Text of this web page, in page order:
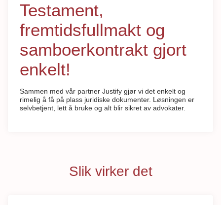
Testament,
fremtidsfullmakt og
samboerkontrakt gjort
enkelt!
Sammen med vår partner Justify gjør vi det enkelt og
rimelig å få på plass juridiske dokumenter. Løsningen er
selvbetjent, lett å bruke og alt blir sikret av advokater.
Slik virker det